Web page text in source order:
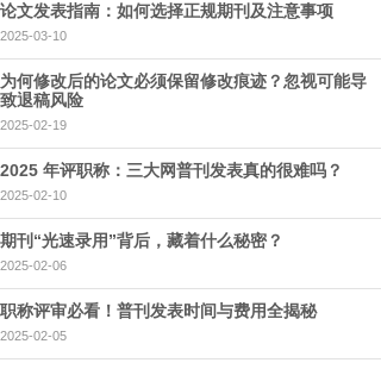
论文发表指南：如何选择正规期刊及注意事项
2025-03-10
为何修改后的论文必须保留修改痕迹？忽视可能导
致退稿风险
2025-02-19
2025 年评职称：三大网普刊发表真的很难吗？
2025-02-10
期刊“光速录用”背后，藏着什么秘密？
2025-02-06
职称评审必看！普刊发表时间与费用全揭秘
2025-02-05